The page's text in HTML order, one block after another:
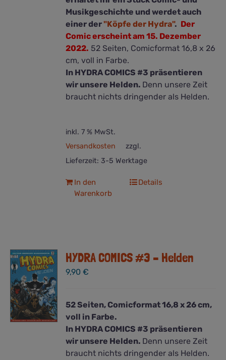
Musikgeschichte und werdet auch
einer der"Köpfe der Hydra". Der
Comic erscheint am 15. Dezember
2022. 52 Seiten, Comicformat 16,8 x 26
cm, voll in Farbe.
In HYDRA COMICS #3 präsentieren
wir unsere Helden. Denn unsere Zeit
braucht nichts dringender als Helden.
inkl. 7 % MwSt.
zzgl.
Versandkosten
Lieferzeit: 3-5 Werktage
In den
Warenkorb
Details
HYDRA COMICS #3 – Helden
9,90€
52 Seiten, Comicformat 16,8 x 26 cm,
voll in Farbe.
In HYDRA COMICS #3 präsentieren
wir unsere Helden. Denn unsere Zeit
braucht nichts dringender als Helden.